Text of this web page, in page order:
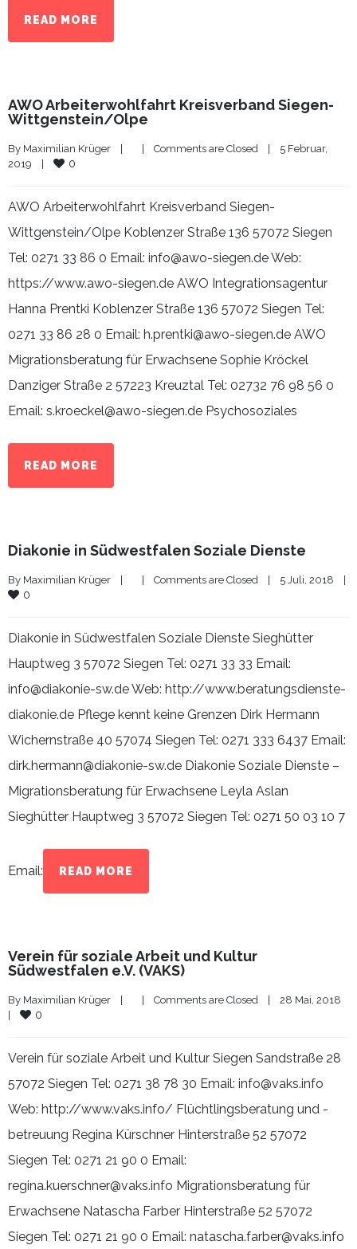
READ MORE
AWO Arbeiterwohlfahrt Kreisverband Siegen-
Wittgenstein/Olpe
By Maximilian Krüger Comments are Closed
5 Februar,
2019
0
AWO Arbeiterwohlfahrt Kreisverband Siegen-
Wittgenstein/Olpe Koblenzer Straße 136 57072 Siegen
Tel: 0271 33 86 0 Email: info@awo-siegen.de Web:
https://www.awo-siegen.de AWO Integrationsagentur
Hanna Prentki Koblenzer Straße 136 57072 Siegen Tel:
0271 33 86 28 0 Email: h.prentki@awo-siegen.de AWO
Migrationsberatung für Erwachsene Sophie Kröckel
Danziger Straße 2 57223 Kreuztal Tel: 02732 76 98 56 0
Email: s.kroeckel@awo-siegen.de Psychosoziales
READ MORE
Diakonie in Südwestfalen Soziale Dienste
By Maximilian Krüger Comments are Closed 5 Juli, 2018
0
Diakonie in Südwestfalen Soziale Dienste Sieghütter
Hauptweg 3 57072 Siegen Tel: 0271 33 33 Email:
info@diakonie-sw.de Web: http://www.beratungsdienste-
diakonie.de Pflege kennt keine Grenzen Dirk Hermann
Wichernstraße 40 57074 Siegen Tel: 0271 333 6437 Email:
dirk.hermann@diakonie-sw.de Diakonie Soziale Dienste –
Migrationsberatung für Erwachsene Leyla Aslan
Sieghütter Hauptweg 3 57072 Siegen Tel: 0271 50 03 10 7
Email: READ MORE
Verein für soziale Arbeit und Kultur
Südwestfalen e.V. (VAKS)
By Maximilian Krüger Comments are Closed
0
Verein für soziale Arbeit und Kultur Siegen Sandstraße 28
57072 Siegen Tel: 0271 38 78 30 Email: info@vaks.info
Web: http://www.vaks.info/ Flüchtlingsberatung und -
betreuung Regina Kürschner Hinterstraße 52 57072
Siegen Tel: 0271 21 90 0 Email:
regina.kuerschner@vaks.info Migrationsberatung für
Erwachsene Natascha Farber Hinterstraße 52 57072
Siegen Tel: 0271 21 90 0 Email: natascha.farber@vaks.info